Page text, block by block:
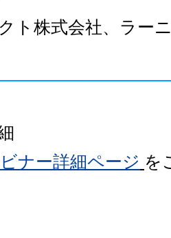
ト株式会社、ラー
ナー詳細ページ を